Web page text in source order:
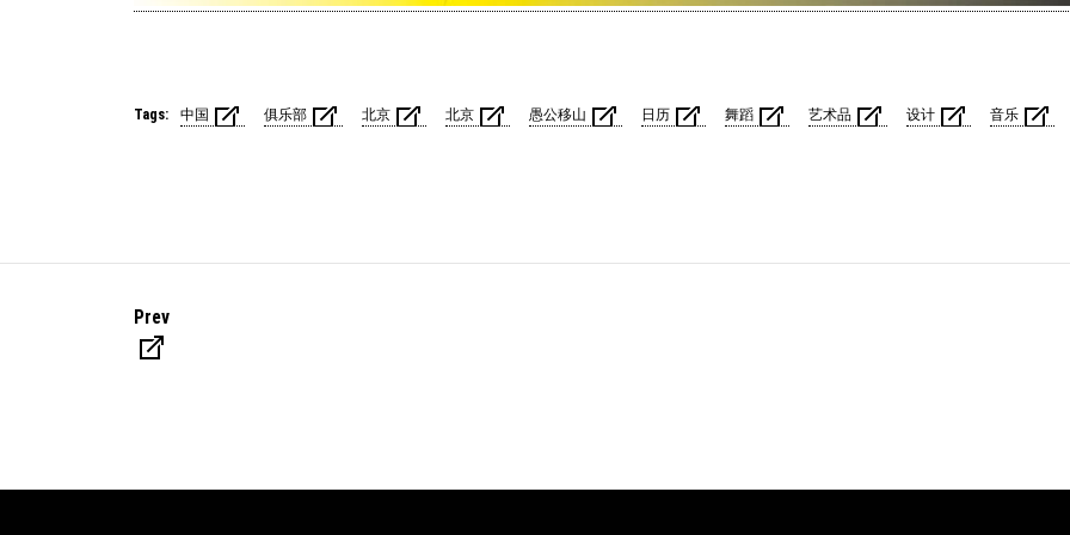
Tags: 中国 俱乐部 北京 北京 愚公移山 日历 舞蹈 艺术品 设计 音乐
Prev